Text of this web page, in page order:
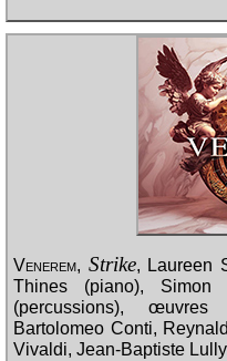
Venerem, Strike, Laureen
Thines (piano), Simon
(percussions),
Bartolomeo Conti,
Vivaldi, Jean-Baptiste